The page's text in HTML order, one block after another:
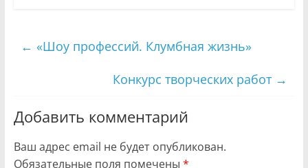
← «Шоу профессий. Клумбная жизнь»
Конкурс творческих работ →
Добавить комментарий
Ваш адрес email не будет опубликован.
Обязательные поля помечены *